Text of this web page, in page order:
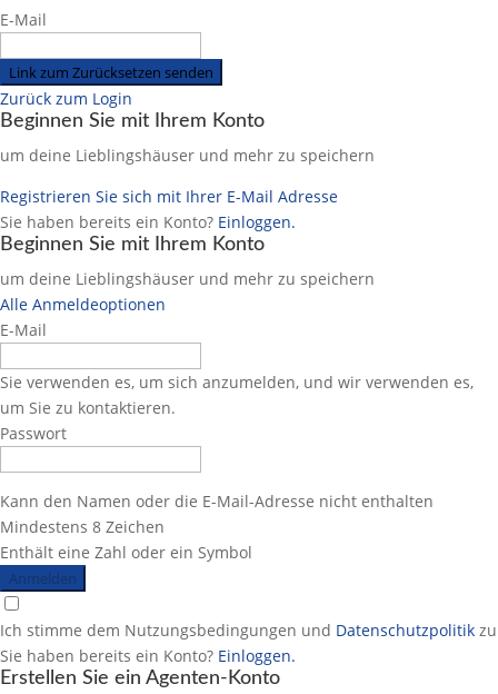
E-Mail
Link zum Zurücksetzen senden
Zurück zum Login
Beginnen Sie mit Ihrem Konto
um deine Lieblingshäuser und mehr zu speichern
Registrieren Sie sich mit Ihrer E-Mail Adresse
Sie haben bereits ein Konto? Einloggen.
Beginnen Sie mit Ihrem Konto
um deine Lieblingshäuser und mehr zu speichern
Alle Anmeldeoptionen
E-Mail
Sie verwenden es, um sich anzumelden, und wir verwenden es,
um Sie zu kontaktieren.
Passwort
Kann den Namen oder die E-Mail-Adresse nicht enthalten
Mindestens 8 Zeichen
Enthält eine Zahl oder ein Symbol
Anmelden
Ich stimme dem Nutzungsbedingungen und Datenschutzpolitik zu
Sie haben bereits ein Konto? Einloggen.
Erstellen Sie ein Agenten-Konto